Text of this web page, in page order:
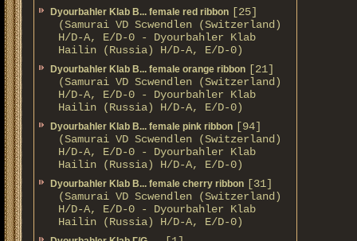
Dyourbahler Klab B... female red ribbon [25]
(Samurai VD Scwendlen (Switzerland)
H/D-A, E/D-0 - Dyourbahler Klab
Hailin (Russia) H/D-A, E/D-0)
Dyourbahler Klab B... female orange ribbon [21]
(Samurai VD Scwendlen (Switzerland)
H/D-A, E/D-0 - Dyourbahler Klab
Hailin (Russia) H/D-A, E/D-0)
Dyourbahler Klab B... female pink ribbon [94]
(Samurai VD Scwendlen (Switzerland)
H/D-A, E/D-0 - Dyourbahler Klab
Hailin (Russia) H/D-A, E/D-0)
Dyourbahler Klab B... female cherry ribbon [31]
(Samurai VD Scwendlen (Switzerland)
H/D-A, E/D-0 - Dyourbahler Klab
Hailin (Russia) H/D-A, E/D-0)